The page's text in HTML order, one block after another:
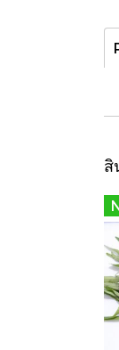
สิ